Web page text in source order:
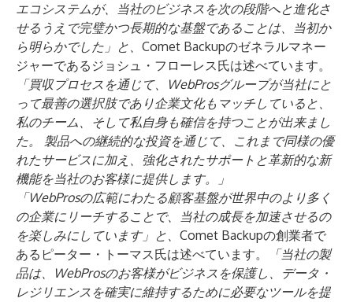
エコシステムが、当社のビジネスを次の段階へと進化さ
せるうえで完璧かつ長期的な基盤であることは、当初か
ら明らかでした」と、 Comet Backupのゼネラルマネー
ジャーであるジョシュ・フローレス氏は述べています。
「買収プロセスを通じて、WebProsグループが当社にと
って最善の選択肢であり企業文化もマッチしていると、
私のチーム、そして私自身も確信を持つことが出来まし
た。
製品への継続的な投資を通じて、これまで同様の優
れたサービスに加え、強化されたサポートと革新的な新
機能を当社のお客様に提供します。」
「WebProsの広範にわたる顧客基盤が世界中のより多く
の企業にリーチすることで、当社の成長を加速させるの
を楽しみにしています」と、 Comet Backupの創業者で
あるピーター・トーマス氏は述べています。
「当社の製
品は、WebProsのお客様がビジネスを保護し、データ・
レジリエンスを確実に維持するために必要なツールを提